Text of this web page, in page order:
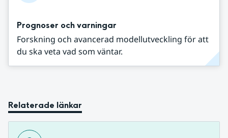
Prognoser och varningar
Forskning och avancerad modellutveckling för att
du ska veta vad som väntar.
Relaterade länkar